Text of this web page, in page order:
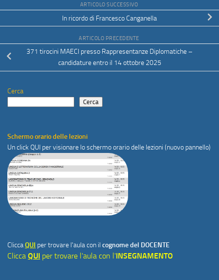
ARTICOLO SUCCESSIVO
In ricordo di Francesco Canganella
ARTICOLO PRECEDENTE
371 tirocini MAECI presso Rappresentanze Diplomatiche –
candidature entro il 14 ottobre 2025
Cerca
Cerca
Schermo orario delle lezioni
Un click QUI per visionare lo schermo orario delle lezioni (nuovo pannello)
CliccaQUI per trovare l'aula con il cognome del DOCENTE
Clicca QUI per trovare l'aula con l'INSEGNAMENTO